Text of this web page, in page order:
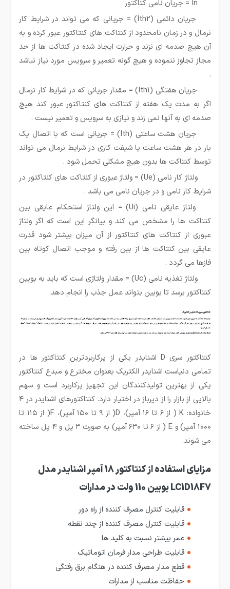
جریان دائمی (Ith2) = جریانی که می تواند در شرایط کار
نرمال و در زمان نامحدود از کنتاکت های کنتاکتور عبور کرده و به
آن هیچ صدمه ای نزند و حرارت ایجاد شده در کنتاکت ها از حد
مجاز تجاوز ننموده و هیچ گونه تعمیر و سرویس مورد نیاز نباشد
.
جریان هفتگی (Ith1) = مقدار جریانی که در شرایط کار نرمال
اگر به مدت یک هفته از کنتاکت های کنتاکتور عبور کند هیچ
صدمه ای به آنها نمی زند و نیازی به سرویس و تعمیر نیست .
جریان هشت ساعتی (Ith) = جریانی است که با اتصال یک
بار در هر هشت ساعت یا شیفت کاری در شرایط نرمال می تواند
توسط کنتاکت ها بدون هیچ مشکلی تحمل شود .
ولتاژ کار نامی (Ue) = ولتاژ عبوری از کنتاکت های کنتاکتور در
شرایط کار نامی و در جریان نامی می باشد .
ولتاژ عایقی نامی (Ui) = این ولتاژ استحکام عایقی بین
کنتاکت ها را مشخص می کند و بیانگر این است که اگر ولتاژ
عبوری از کنتاکت های کنتاکتور از آن میزان بیشتر شود قدرت
عایقی بین کنتاکت ها از بین رفته و موجب اتصال کوتاه بین
فازها می گردد .
ولتاژ تغذیه نامی (Uc) = مقدار ولتاژی است که باید به بوبین
کنتاکتور برسد تا بوبین بتواند عمل جذب را انجام دهد.
کنتاکتور سری D اشنایدر یکی از پرکاربردترین کنتاکتور ها در
تمامی دنیاست.اشنایدر الکتریک بعنوان مخترع و مبدع کنتاکتور
یکی از بهترین تولیدکنندگان این تجهیز پرکاربرد است و سهم
بالایی از بازار را از دیرباز در اختیار دارد. کنتاکتورهای اشنایدر در ۴
خانواده: K ( از ۶ تا ۱۶ آمپر)، D( از ۹ تا ۱۵۰ آمپر)، F( از ۱۱۵ تا
۱۰۰۰ آمپر) و E ( از ۶ تا ۶۳۰ آمپر) به صورت ۳ پل و ۴ پل ساخته
می شوند.
مزایای استفاده از کنتاکتور 18 آمپر اشنایدر مدل
LC1D18F7 بوبین 110 ولت در مدارات
قابلیت کنترل مصرف کننده از راه دور
قابلیت کنترل مصرف کننده از چند نقطه
عمر بیشتر نسبت به کلید ها
قابلیت طراحی مدار فرمان اتوماتیک
قطع مدار مصرف کننده در هنگام برق رفتگی
حفاظت مناسب از مدارات